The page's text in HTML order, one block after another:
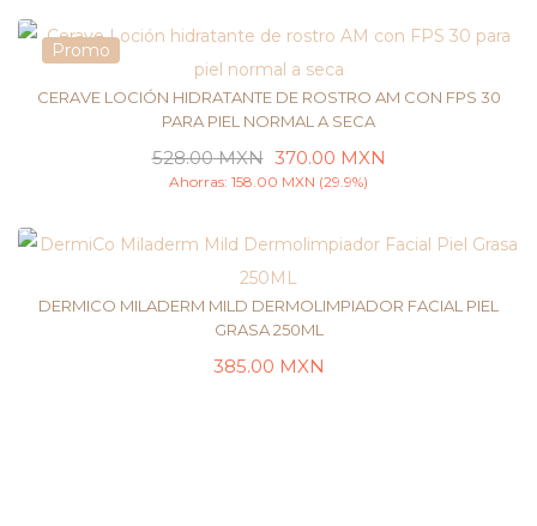
Promo
AÑADIR AL CARRITO
CERAVE LOCIÓN HIDRATANTE DE ROSTRO AM CON FPS 30
PARA PIEL NORMAL A SECA
528.00MXN 370.00 MXN
Ahorras: 158.00 MXN (29.9%)
DERMICO MILADERM MILD DERMOLIMPIADOR FACIAL PIEL
GRASA 250ML
385.00 MXN